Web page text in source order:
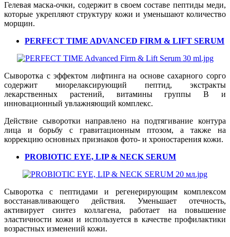
Гелевая маска-очки, содержит в своем составе пептиды меди,
которые укрепляют структуру кожи и уменьшают количество
морщин.
PERFECT TIME ADVANCED FIRM & LIFT SERUM
Сыворотка с эффектом лифтинга на основе сахарного сорго
содержит миорелаксирующий пептид, экстракты
лекарственных растений, витамины группы В и
инновационный увлажняющий комплекс.
Действие сыворотки направлено на подтягивание контура
лица и борьбу с гравитационным птозом, а также на
коррекцию основных признаков фото- и хроностарения кожи.
PROBIOTIC EYE, LIP & NECK SERUM
Сыворотка с пептидами и регенерирующим комплексом
восстанавливающего действия. Уменьшает отечность,
активирует синтез коллагена, работает на повышение
эластичности кожи и используется в качестве профилактики
возрастных изменений кожи.